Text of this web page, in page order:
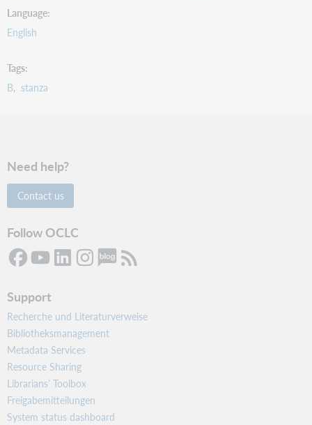
Language
English
Tags
B
stanza
Need help?
Contact us
Follow OCLC
Support
Recherche und Literaturverweise
Bibliotheksmanagement
Metadata Services
Resource Sharing
Librarians’ Toolbox
Freigabemitteilungen
System status dashboard